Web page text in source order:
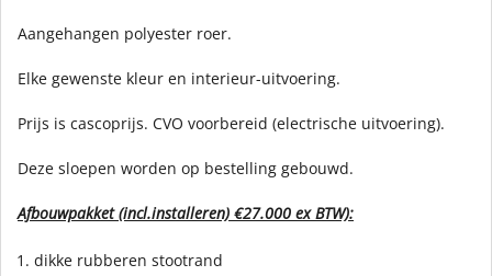
Aangehangen polyester roer.
Elke gewenste kleur en interieur-uitvoering.
Prijs is cascoprijs. CVO voorbereid (electrische uitvoering).
Deze sloepen worden op bestelling gebouwd.
Afbouwpakket (incl.installeren) €27.000 ex BTW):
dikke rubberen stootrand